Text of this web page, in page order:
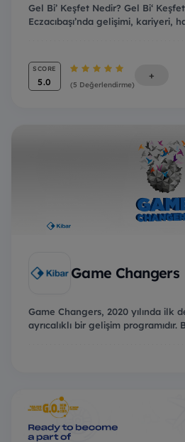
Gel Bi’ Keşfet Nedir? Gel Bi‘
Eczacıbaşı’nda gelişimi, kariyeri,
SCORE
5.0 (5 Değerlendirme)
+
Game Changers
Game Changers, 2020 yılında ilk
ayrıcalıklı bir gelişim programıdır.